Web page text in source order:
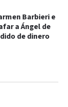
Barbieri e
a Ángel de
de dinero